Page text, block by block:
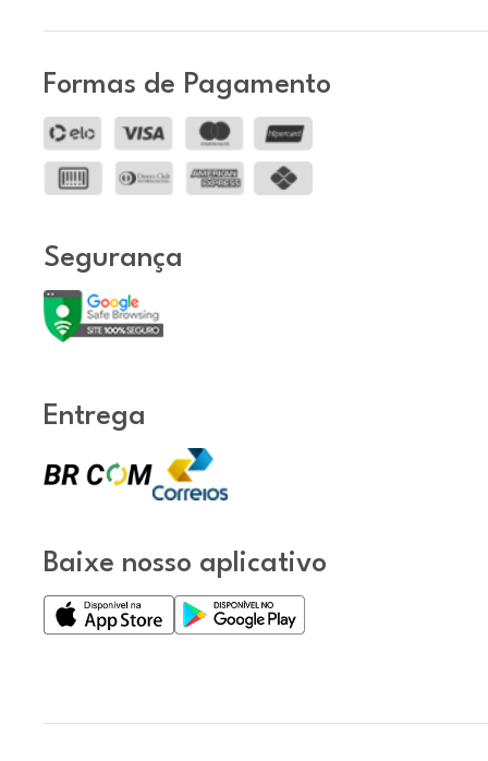
Formas de Pagamento
Segurança
Entrega
Baixe nosso aplicativo